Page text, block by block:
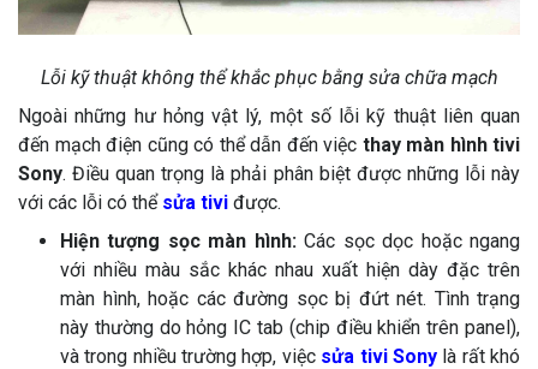
Lỗi kỹ thuật không thể khắc phục bằng sửa chữa mạch
Ngoài những hư hỏng vật lý, một số lỗi kỹ thuật liên quan
đến mạch điện cũng có thể dẫn đến việc thay màn hình tivi
Sony. Điều quan trọng là phải phân biệt được những lỗi này
với các lỗi có thể sửa tivi được.
Hiện tượng sọc màn hình:Các sọc dọc hoặc ngang
với nhiều màu sắc khác nhau xuất hiện dày đặc trên
màn hình, hoặc các đường sọc bị đứt nét. Tình trạng
này thường do hỏng IC tab (chip điều khiển trên panel),
và trong nhiều trường hợp, việc sửa tivi Sonylà rất khó